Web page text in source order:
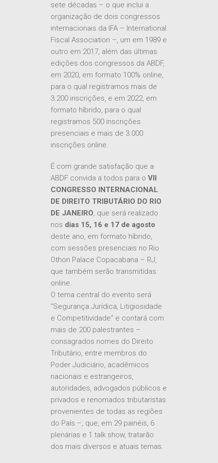
sete décadas – o que inclui a
organização de dois congressos
internacionais da IFA – International
Fiscal Association –, um em 1989 e
outro em 2017, além das últimas
edições dos congressos da ABDF,
em 2020, em formato 100% online,
para o qual registramos mais de
3.200 inscrições, e em 2022, em
formato híbrido, para o qual
registramos 500 inscrições
presenciais e mais de 3.000
inscrições online.
É com grande satisfação que a
ABDF convida a todos para o VII
CONGRESSO INTERNACIONAL
DE DIREITO TRIBUTÁRIO DO RIO
DE JANEIRO, que será realizado
nos dias 15, 16 e 17 de agosto
deste ano, em formato híbrido,
com sessões presenciais no Rio
Othon Palace Copacabana – RJ,
que também serão transmitidas
online.
O tema central do evento será
“Segurança Jurídica, Litigiosidade
e Competitividade” e contará com
mais de 200 palestrantes –
consagrados nomes do Direito
Tributário, entre membros do
Poder Judiciário, acadêmicos
nacionais e estrangeiros,
autoridades, advogados públicos e
privados e renomados tributaristas
provenientes de todas as regiões
do País –, que, em 29 painéis, 6
plenárias e 1 talk show, tratarão
dos mais diversos e atuais temas.